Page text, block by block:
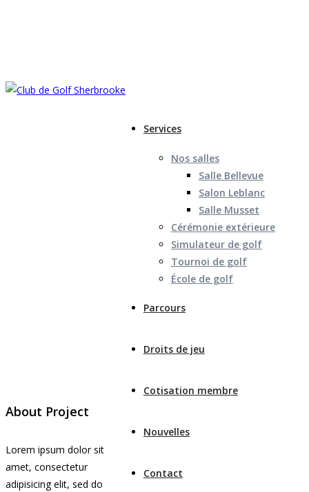
Services
Nos salles
Salle Bellevue
Salon Leblanc
Salle Musset
Cérémonie extérieure
Simulateur de golf
Tournoi de golf
École de golf
Parcours
Droits de jeu
Cotisation membre
Nouvelles
Contact
About Project
Lorem ipsum dolor sit
amet, consectetur
adipisicing elit, sed do